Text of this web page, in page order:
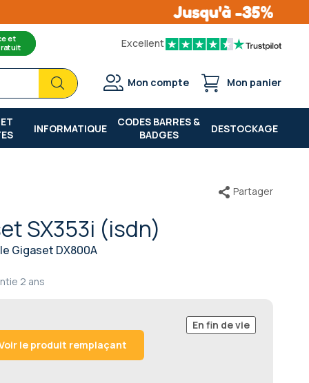
et Excellent
Chercher
Chercher
Mon compte Mon panier
INFORMATIQUE
CODES BARRES &
BADGES
DESTOCKAGE
SX353i (isdn)
Gigaset DX800A
2 ans
Partager
En fin de vie
le produit remplaçant